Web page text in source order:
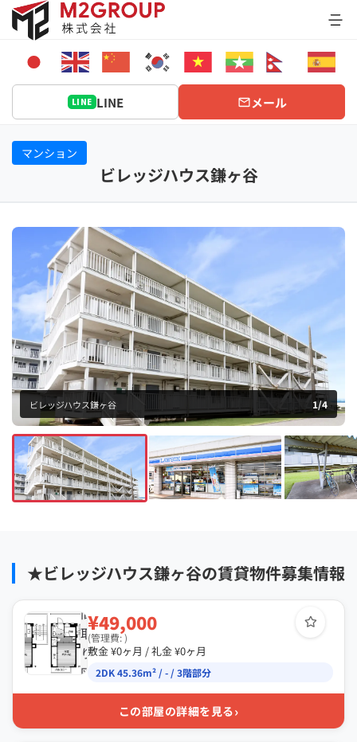
Bỏ
qua
dung
LINE LINE メール
マンション
ビレッジハウス鎌ヶ谷
ビレッジハウス鎌ヶ谷 1/4
★ビレッジハウス鎌ヶ谷の賃貸物件募集情報
間
取
り
図
¥49,000
(管理費: )
敷金 ¥0ヶ月 / 礼金 ¥0ヶ月
2DK 45.36m² / - / 3階部分
この部屋の詳細を見る›